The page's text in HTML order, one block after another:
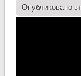
Опубликовано